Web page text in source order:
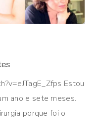
Estou
ano e sete meses.
porque foi o